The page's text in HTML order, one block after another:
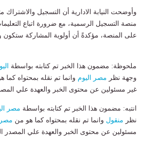
وأوضحت النيابة الادارية أن التسجيل والاشتراك
منصة التسجيل الرسمية، مع ضرورة اتباع
على المنصة، مؤكدةً أن أولوية المشاركة ستكون
ملحوظة: مضمون هذا الخبر تم كتابته بواسطة
وجهة نظر مصر اليوم وانما تم نقله بمحتواه كما
غير مسئولين عن محتوى الخبر والعهدة علي
انتبه: مضمون هذا الخبر تم كتابته بواسطة مصر
نظر منقول وانما تم نقله بمحتواه كما هو من مصر
مسئولين عن محتوى الخبر والعهدة علي المصدر